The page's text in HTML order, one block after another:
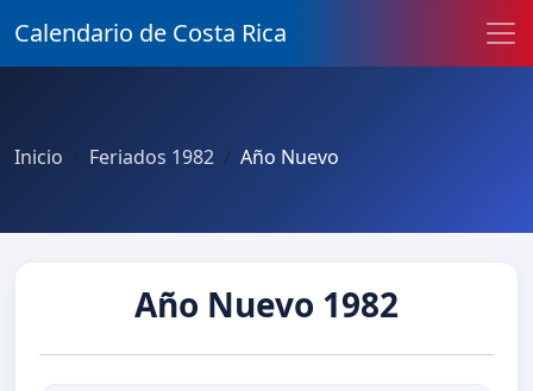
Calendario de Costa Rica
Inicio Feriados 1982 Año Nuevo
Año Nuevo 1982